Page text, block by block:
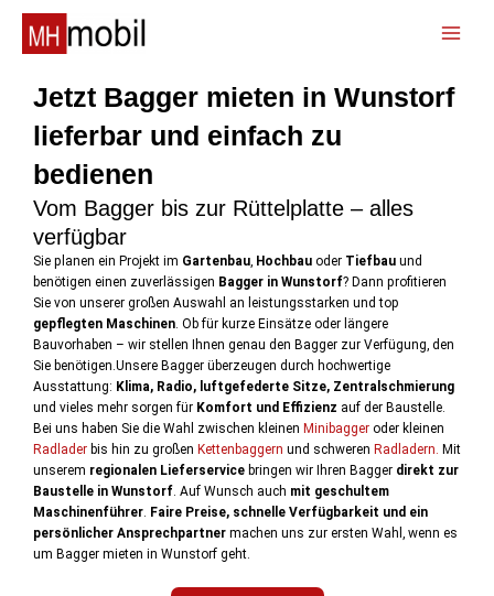
Inhalt
springen
Jetzt Bagger mieten in Wunstorf
lieferbar und einfach zu
bedienen
Vom Bagger bis zur Rüttelplatte – alles
verfügbar
Sie planen ein Projekt im Gartenbau Hochbau oder Tiefbau und
benötigen einen zuverlässigen Bagger in Wunstorf? Dann profitieren
Sie von unserer großen Auswahl an leistungsstarken und top
gepflegten Maschinen . Ob für kurze Einsätze oder längere
Bauvorhaben – wir stellen Ihnen genau den Bagger zur Verfügung, den
Sie benötigen.Unsere Bagger überzeugen durch hochwertige
Ausstattung: Klima, Radio, luftgefederte Sitze, Zentralschmierung
und vieles mehr sorgen für Komfort und Effizienz auf der Baustelle.
Bei uns haben Sie die Wahl zwischen kleinen Minibagger oder kleinen
Radlader bis hin zu großen Kettenbaggern und schweren Radladern. Mit
unserem regionalen Lieferservice bringen wir Ihren Bagger direkt zur
Baustelle in Wunstorf . Auf Wunsch auch mit geschultem
Maschinenführer Faire Preise, schnelle Verfügbarkeit und ein
persönlicher Ansprechpartner machen uns zur ersten Wahl, wenn es
um Bagger mieten in Wunstorf geht.